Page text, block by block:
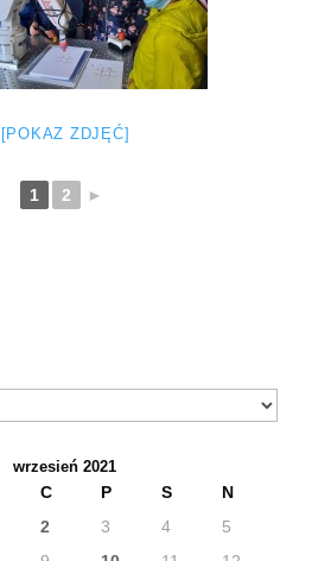
[POKAZ ZDJĘĆ]
1 2 ►
wrzesień 2021
C P S
N
2 3 4
5